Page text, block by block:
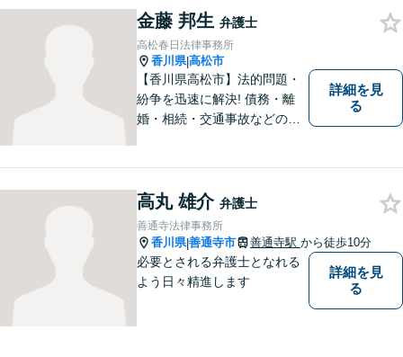
金藤 邦生 弁護士
高松春日法律事務所
香川県|高松市
【香川県高松市】法的問題・
紛争を迅速に解決! 債務・離
婚・相続・交通事故などの問
詳細を見
る
高丸 雄介 弁護士
善通寺法律事務所
香川県|善通寺市 善通寺駅 から徒歩10分
必要とされる弁護士となれる
よう日々精進します
詳細を見
る